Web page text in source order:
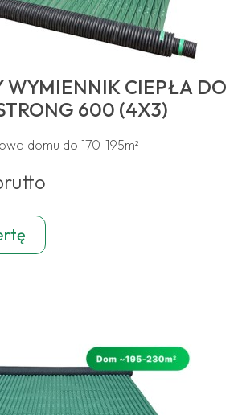
WYMIENNIK CIEPŁA DO
600 (4X3)
domu do 170-195m²